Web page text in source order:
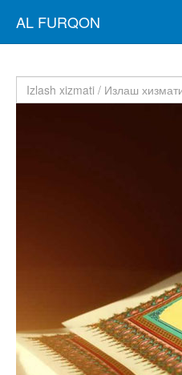
AL FURQON